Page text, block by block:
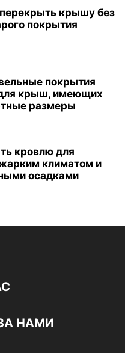
крышу без
покрытия
покрытия
крыш, имеющих
размеры
кровлю для
климатом и
осадками
НАМИ